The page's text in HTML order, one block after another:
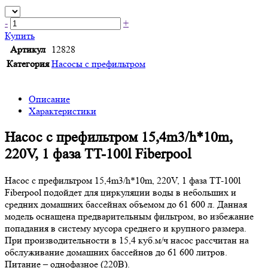
-
+
Купить
Артикул
12828
Категория Насосы с префильтром
Описание
Характеристики
Насос с префильтром 15,4m3/h*10m,
220V, 1 фаза TT-100l Fiberpool
Насос с префильтром 15,4m3/h*10m, 220V, 1 фаза TT-100l
Fiberpool подойдет для циркуляции воды в небольших и
средних домашних бассейнах объемом до 61 600 л. Данная
модель оснащена предварительным фильтром, во избежание
попадания в систему мусора среднего и крупного размера.
При производительности в 15,4 куб.м/ч насос рассчитан на
обслуживание домашних бассейнов до 61 600 литров.
Питание – однофазное (220В).